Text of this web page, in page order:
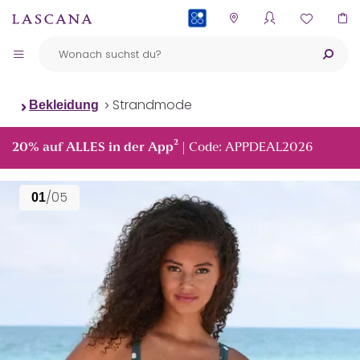
Bekleidung Strandmode
20% auf ALLES in der App² | Code: APPDEAL2026
01/05